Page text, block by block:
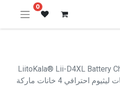
0
LiitoKala® Lii-D4XL Battery
Battery Slots شاحن بطاريات ليثيوم احترافي 4 خانات ماركة